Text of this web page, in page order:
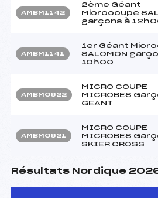
AMBM1142
2ème Géant
Microcoupe
garçons à
AMBM1141
1er Géant
SALOMON
10h00
AMBM0622
MICRO COUPE
MICROBES
GEANT
AMBM0621
MICRO COUPE
MICROBES
SKIER CROSS
Résultats Nordique